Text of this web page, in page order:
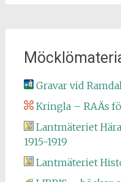
Gravar vid
Kringla – RAÄs
Lantmäteriet
1915-1919
Lantmäteriet